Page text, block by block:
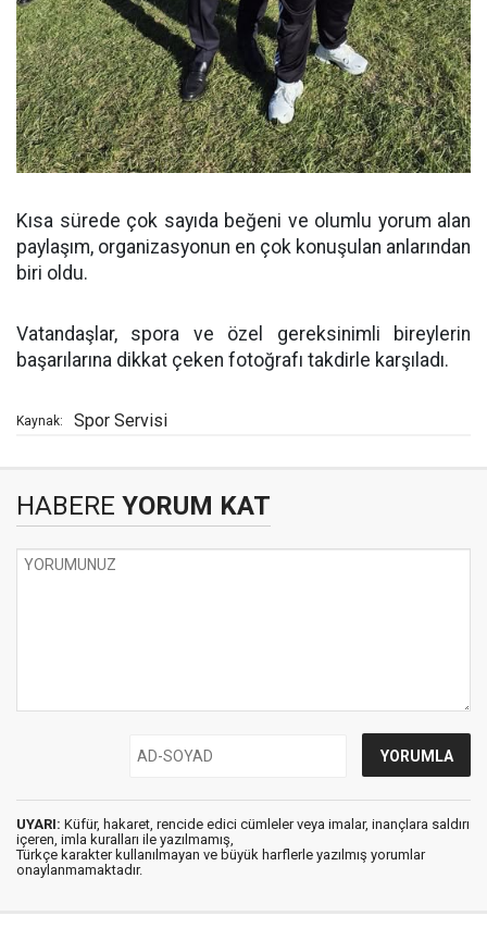
Kısa sürede çok sayıda beğeni ve olumlu yorum alan
paylaşım, organizasyonun en çok konuşulan anlarından
biri oldu.
Vatandaşlar, spora ve özel gereksinimli bireylerin
başarılarına dikkat çeken fotoğrafı takdirle karşıladı.
Kaynak: Spor Servisi
HABERE YORUM KAT
UYARI: Küfür, hakaret, rencide edici cümleler veya imalar, inançlara saldırı
içeren, imla kuralları ile yazılmamış,
Türkçe karakter kullanılmayan ve büyük harflerle yazılmış yorumlar
onaylanmamaktadır.